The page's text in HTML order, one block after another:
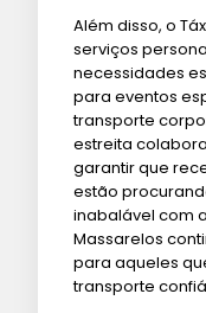
Além disso, o
serviços
necessidades
para eventos
transporte
estreita
garantir que
estão
inabalável com
Massarelos
para aqueles
transporte